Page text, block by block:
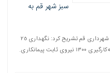
سبز شهر قم به
مدیرعامل سازمان پارک‌ها و فضای سبز شهرداری قم تشریح کرد: نگهداری ٢٥
پیمانکاری.